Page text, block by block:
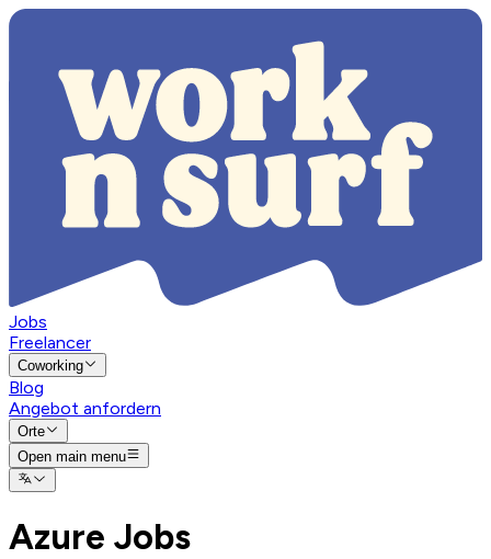
Jobs
Freelancer
Coworking
Blog
Angebot anfordern
Orte
Open main menu
Azure Jobs